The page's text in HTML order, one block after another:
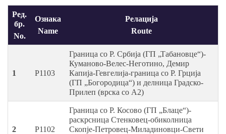
Ред.
бр.
No.
Ознака
Name
Релација
Route
1 P1103
Граница со Р. Србија (ГП „Табановце“)-
Куманово-Велес-Неготино, Демир
Капија-Гевгелија-граница со Р. Грција
(ГП „Богородица“) и делница Градско-
Прилеп (врска со А2)
2 P1102
Граница со Р. Косово (ГП „Блаце“)-
раскрсница Стенковец-обиколница
Скопје-Петровец-Миладиновци-Свети